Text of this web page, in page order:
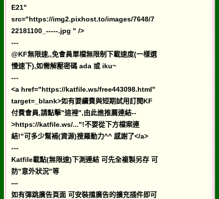
E21"
src="https://img2.pixhost.to/images/7648/7
22181100_-----.jpg " />
---
@KF無限速,,免會員單檔無限制下載速度(一樣選
慢速下),如需解壓密碼 ada 或 iku~
---
<a href="https://katfile.ws/free443098.html"
target=_blank>如有要續費與短期試用訂閱KF
付費會員,請點擊"這裡",由此進推薦連結--
>https://katfile.ws/..."!不要從下方檔案連
結!"可多少幫補(資源)搜羅動力^^ 感謝了</a>
---
Katfile載點(無限速)下測連結 可先全複製另存 可
防"意外狀況"等
—
如有彈跳廣告頁面 可安裝擋廣告的擴充插件即可